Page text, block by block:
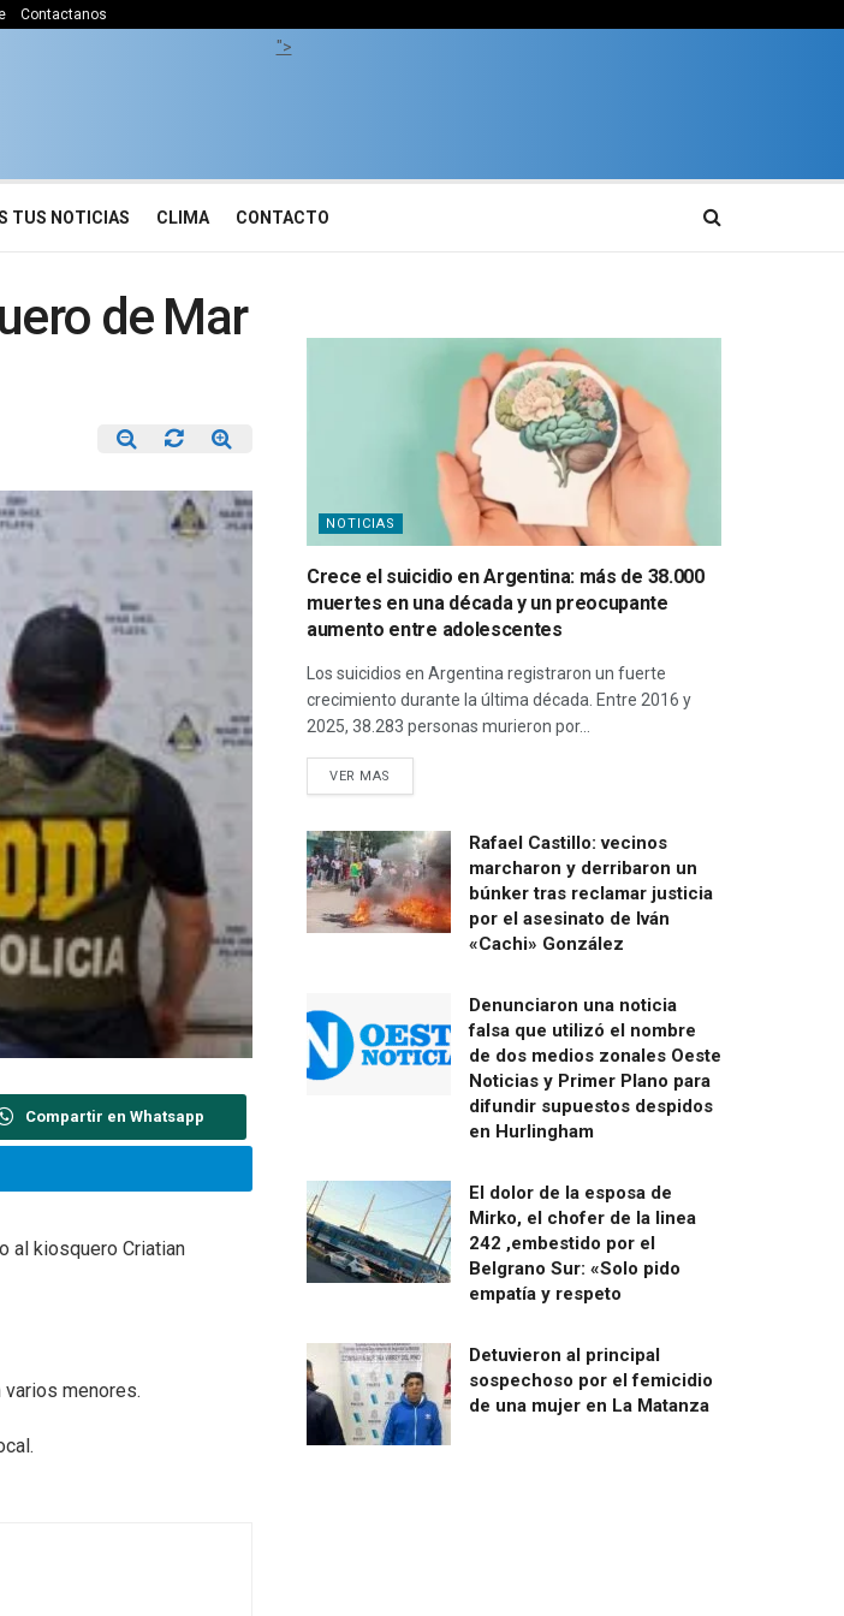
Contactanos
">
TUS NOTICIAS CLIMA CONTACTO
de Mar
Compartir en Whatsapp
al kiosquero Criatian
varios menores.
NOTICIAS
Crece el suicidio en Argentina: más de 38.000
muertes en una década y un preocupante
aumento entre adolescentes
Los suicidios en Argentina registraron un fuerte
crecimiento durante la última década. Entre 2016 y
2025, 38.283 personas murieron por...
VER MAS
Rafael Castillo: vecinos
marcharon y derribaron un
búnker tras reclamar justicia
por el asesinato de Iván
«Cachi» González
Denunciaron una noticia
falsa que utilizó el nombre
de dos medios zonales Oeste
Noticias y Primer Plano para
difundir supuestos despidos
en Hurlingham
El dolor de la esposa de
Mirko, el chofer de la linea
242 ,embestido por el
Belgrano Sur: «Solo pido
empatía y respeto
Detuvieron al principal
sospechoso por el femicidio
de una mujer en La Matanza